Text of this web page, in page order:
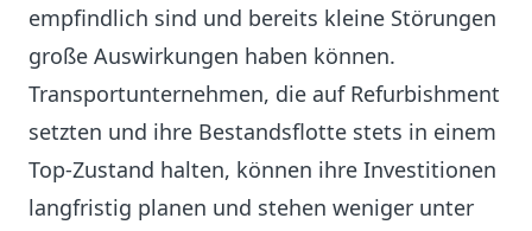
empfindlich sind und bereits kleine Störungen
große Auswirkungen haben können.
Transportunternehmen, die auf Refurbishment
setzten und ihre Bestandsflotte stets in einem
Top-Zustand halten, können ihre Investitionen
langfristig planen und stehen weniger unter